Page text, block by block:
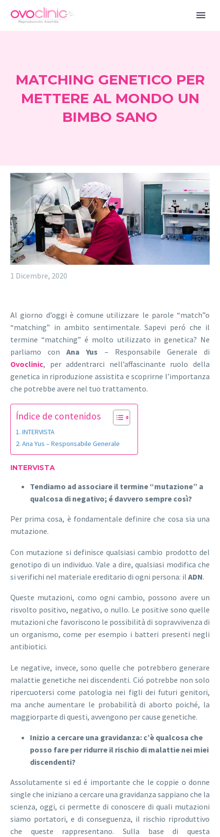
MATCHING GENETICO PER
METTERE AL MONDO UN
BIMBO SANO
1 Dicembre, 2020
Al giorno d’oggi è comune utilizzare le parole “match”o
“matching” in ambito sentimentale. Sapevi peró che il
termine “matching” é molto utilizzato in genetica? Ne
parliamo conAna Yus – Responsabile Generale di
Ovoclinic, per addentrarci nell’affascinante ruolo della
genetica in riproduzione assistita e scoprirne l’importanza
che potrebbe avere nel tuo trattamento.
Índice de contenidos
INTERVISTA
Ana Yus – Responsabile Generale
INTERVISTA
Tendiamo ad associare il termine “mutazione” a
qualcosa di negativo; é davvero sempre così?
Per prima cosa, è fondamentale definire che cosa sia una
mutazione.
Con mutazione si definisce qualsiasi cambio prodotto del
genotipo di un individuo. Vale a dire, qualsiasi modifica che
si verifichi nel materiale ereditario di ogni persona: il ADN.
Queste mutazioni, como ogni cambio, possono avere un
risvolto positivo, negativo, o nullo. Le positive sono quelle
mutazioni che favoriscono le possibilità di sopravvivenza di
un organismo, come per esempio i batteri presenti negli
antibiotici.
Le negative, invece, sono quelle che potrebbero generare
malattie genetiche nei discendenti. Ció potrebbe non solo
ripercuotersi come patologia nei figli dei futuri genitori,
ma anche aumentare le probabilità di aborto poiché, la
maggiorparte di questi, avvengono per cause genetiche.
Inizio a cercare una gravidanza: c’è qualcosa che
posso fare per ridurre il rischio di malattie nei miei
discendenti?
Assolutamente si ed é importante che le coppie o donne
single che iniziano a cercare una gravidanza sappiano che la
scienza, oggi, ci permette di conoscere di quali mutazioni
siamo portatori, e di conseguenza, il rischio riproduttivo
che queste rappresentano. Sulla base di questa